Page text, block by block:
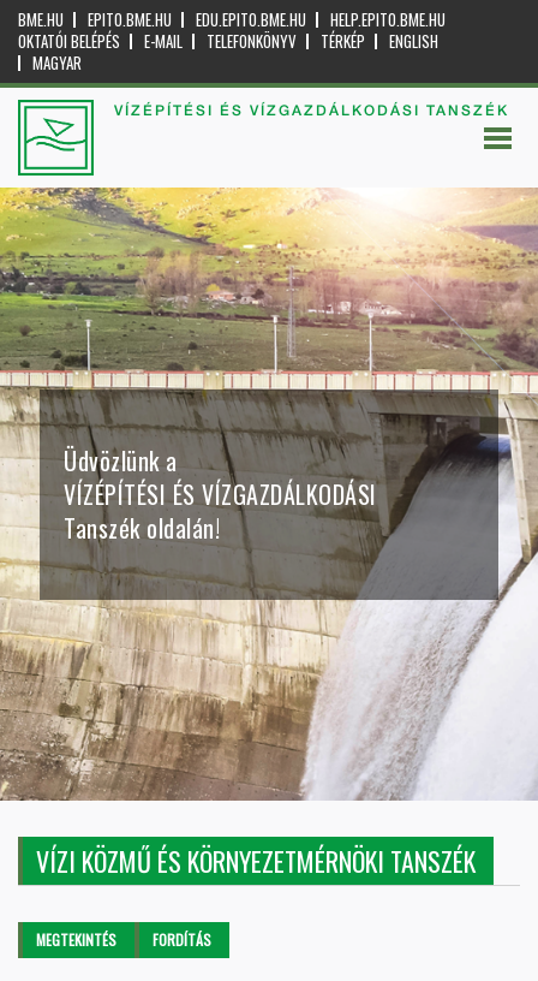
BME.HU EPITO.BME.HU EDU.EPITO.BME.HU
HELP.EPITO.BME.HU
OKTATÓI BELÉPÉS
E-MAIL TELEFONKÖNYV TÉRKÉP
ENGLISH
MAGYAR
VÍZÉPÍTÉSI ÉS VÍZGAZDÁLKODÁSI TANSZÉK
Üdvözlünk a
VÍZÉPÍTÉSI ÉS VÍZGAZDÁLKODÁSI
Tanszék oldalán!
VÍZI KÖZMŰ ÉS KÖRNYEZETMÉRNÖKI TANSZÉK
Elsődleges fülek
MEGTEKINTÉS (AKTÍVFORDÍTÁS